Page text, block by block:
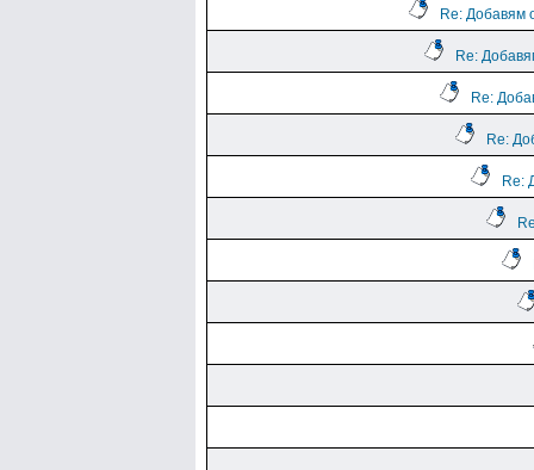
Re: Добавям
Re:
Re:
Re:
Re: